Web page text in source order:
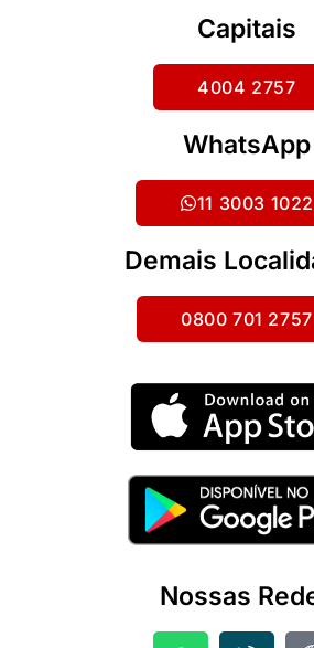
Capitais
4004 2757
WhatsApp
11 3003 1022
Demais
0800 701 2757
Nossas